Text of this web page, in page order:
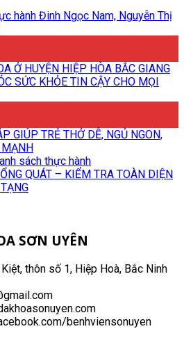
hành Đinh Ngọc Nam, Nguyễn Thị
Ở HUYỆN HIỆP HÒA BẮC GIANG
SỨC KHỎE TIN CẬY CHO MỌI
GIÚP TRẺ THỞ DỄ, NGỦ NGON,
sách thực hành
QUÁT – KIỂM TRA TOÀN DIỆN
SƠN UYÊN
thôn số 1, Hiệp Hoà, Bắc Ninh
benhviensonuyen